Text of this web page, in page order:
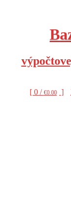
[ 0 / €0.00 ]